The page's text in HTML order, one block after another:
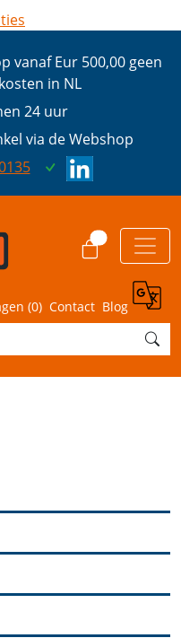
vanaf Eur 500,00 geen
in NL
24 uur
via de Webshop
(0) Contact Blog
cookies